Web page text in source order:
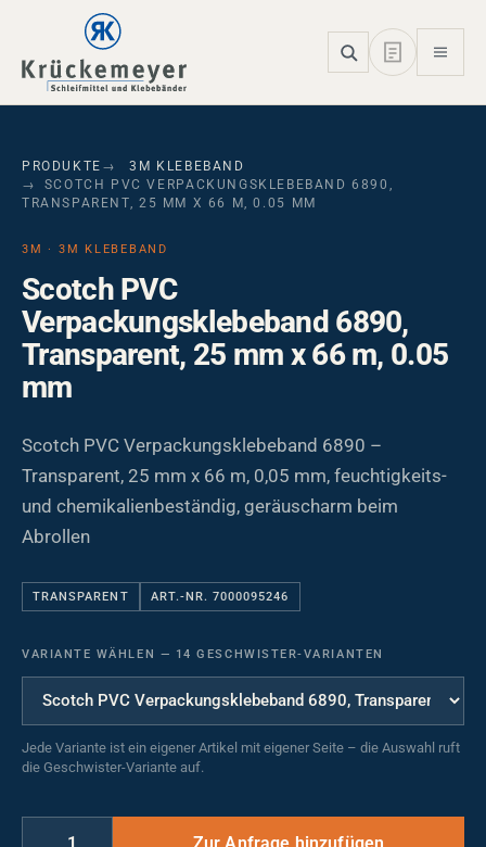
Skip to main navigation
Skip to main content
Skip to page footer
PRODUKTE
3M KLEBEBAND
SCOTCH PVC VERPACKUNGSKLEBEBAND 6890,
TRANSPARENT, 25 MM X 66 M, 0.05 MM
3M · 3M KLEBEBAND
Scotch PVC
Verpackungsklebeband 6890,
Transparent, 25 mm x 66 m, 0.05
mm
Scotch PVC Verpackungsklebeband 6890 –
Transparent, 25 mm x 66 m, 0,05 mm, feuchtigkeits-
und chemikalienbeständig, geräuscharm beim
Abrollen
TRANSPARENT ART.-NR. 7000095246
VARIANTE WÄHLEN — 14 GESCHWISTER-VARIANTEN
Jede Variante ist ein eigener Artikel mit eigener Seite – die Auswahl ruft
die Geschwister-Variante auf.